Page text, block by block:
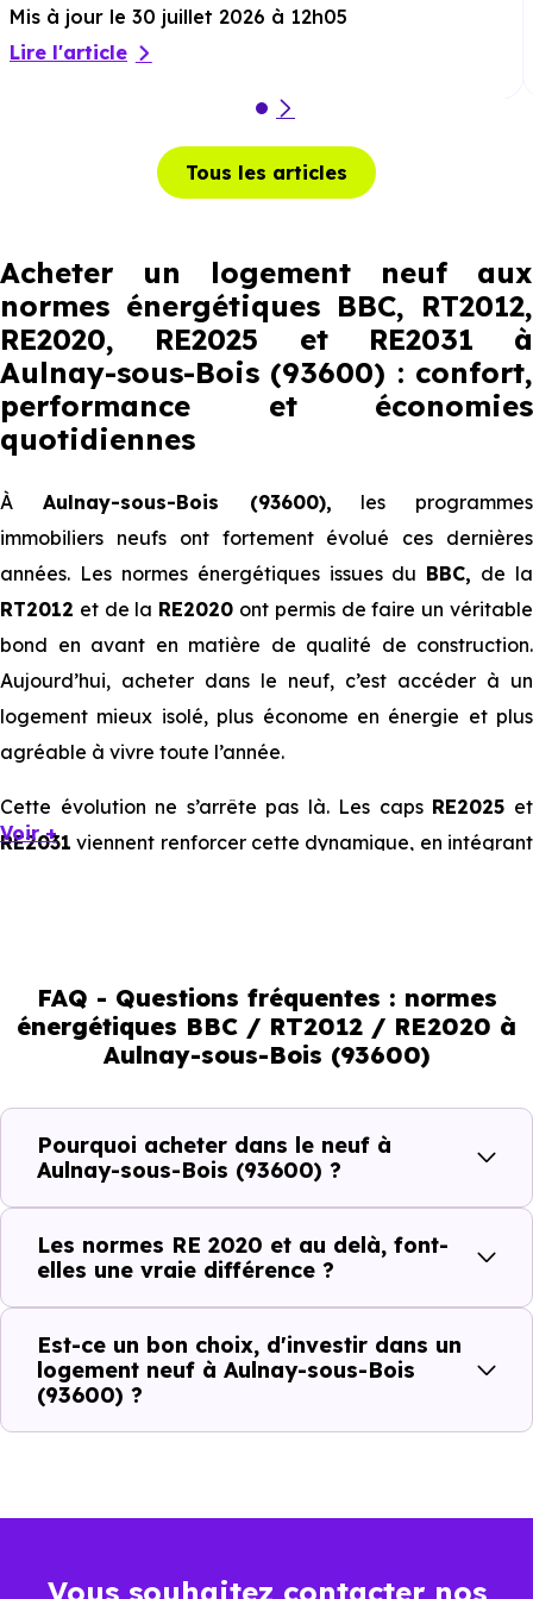
Mis à jour le 30 juillet 2026 à 12h05
Lire l'article
Tous les articles
Acheter un logement neuf aux
normes énergétiques BBC, RT2012,
RE2020, RE2025 et RE2031 à
Aulnay-sous-Bois (93600) : confort,
performance et économies
quotidiennes
À Aulnay-sous-Bois (93600), les programmes
immobiliers neufs ont fortement évolué ces dernières
années. Les normes énergétiques issues du BBC, de la
RT2012 et de la RE2020 ont permis de faire un véritable
bond en avant en matière de qualité de construction.
Aujourd’hui, acheter dans le neuf, c’est accéder à un
logement mieux isolé, plus économe en énergie et plus
agréable à vivre toute l’année.
Cette évolution ne s’arrête pas là. Les caps RE2025 et
RE2031 viennent renforcer cette dynamique, en intégrant
immobilier, en valorisant les biens les plus performants.
En résumé :
Normes énergétiques de
l’immobilier neuf
BBC, RT2012, RE2020
Isolations thermiques
et phoniques
Économies
luminosité
Voir +
FAQ - Questions fréquentes : normes
énergétiques BBC / RT2012 / RE2020 à
Aulnay-sous-Bois (93600)
Pourquoi acheter dans le neuf à
Aulnay-sous-Bois (93600) ?
Les normes RE 2020 et au delà, font-
elles une vraie différence ?
Est-ce un bon choix, d'investir dans un
logement neuf à Aulnay-sous-Bois
(93600) ?
Vous souhaitez contacter nos